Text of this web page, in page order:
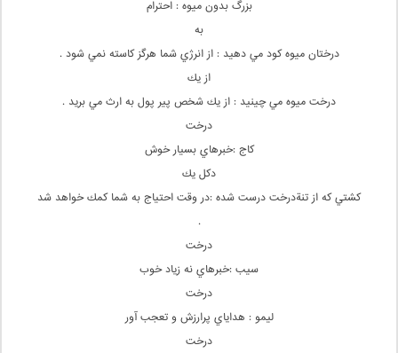
بزرگ بدون ميوه : احترام
به
درختان ميوه كود مي دهيد : از انرژي شما هرگز كاسته نمي شود .
از يك
درخت ميوه مي چينيد : از يك شخص پير پول به ارث مي بريد .
درخت
كاج :خبرهاي بسيار خوش
دكل يك
كشتي كه از تنةدرخت درست شده :در وقت احتياج به شما كمك خواهد شد
.
درخت
سيب :خبرهاي نه زياد خوب
درخت
ليمو : هداياي پرارزش و تعجب آور
درخت